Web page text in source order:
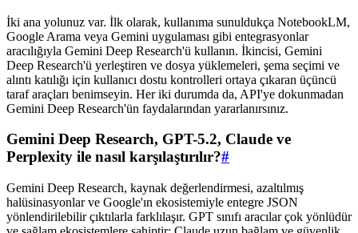
İki ana yolunuz var. İlk olarak, kullanıma sunuldukça NotebookLM,
Google Arama veya Gemini uygulaması gibi entegrasyonlar
aracılığıyla Gemini Deep Research'ü kullanın. İkincisi, Gemini
Deep Research'ü yerleştiren ve dosya yüklemeleri, şema seçimi ve
alıntı katılığı için kullanıcı dostu kontrolleri ortaya çıkaran üçüncü
taraf araçları benimseyin. Her iki durumda da, API'ye dokunmadan
Gemini Deep Research'ün faydalarından yararlanırsınız.
Gemini Deep Research, GPT-5.2, Claude ve
Perplexity ile nasıl karşılaştırılır?#
Gemini Deep Research, kaynak değerlendirmesi, azaltılmış
halüsinasyonlar ve Google'ın ekosistemiyle entegre JSON
yönlendirilebilir çıktılarla farklılaşır. GPT sınıfı aracılar çok yönlüdür